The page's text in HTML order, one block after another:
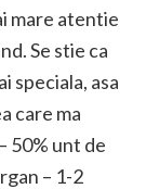
mare atentie
Se stie ca
speciala, asa
care ma
50% unt de
– 1-2